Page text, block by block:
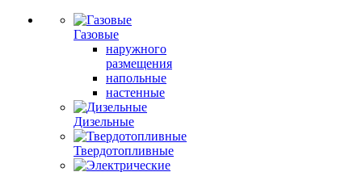
Газовые
наружного
размещения
напольные
настенные
Дизельные
Твердотопливные